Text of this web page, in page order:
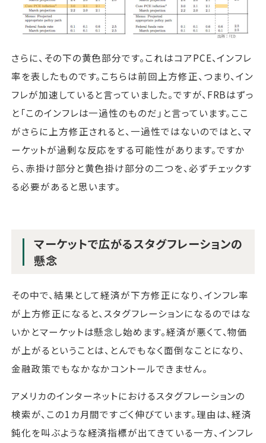
さらに、その下の黄色部分です。これはコアPCE、インフレ
率を表したものです。こちらは前回上方修正、つまり、イン
フレが加速していると言っていました。ですが、FRBはずっ
と「このインフレは一過性のものだ」と言っています。ここ
がさらに上方修正されると、一過性ではないのではと、マ
ーケットが過剰な反応をする可能性があります。ですか
ら、赤掛け部分と黄色掛け部分の二つを、必ずチェックす
る必要があると思います。
マーケットで広がるスタグフレーションの
懸念
その中で、結果として経済が下方修正になり、インフレ率
が上方修正になると、スタグフレーションになるのではな
いかとマーケットは懸念し始めます。経済が悪くて、物価
が上がるということは、とんでもなく面倒なことになり、
金融政策でもなかなかコントールできません。
アメリカのインターネットにおけるスタグフレーションの
検索が、この1カ月間ですごく伸びています。理由は、経済
鈍化を叫ぶような経済指標が出てきている一方、インフレ